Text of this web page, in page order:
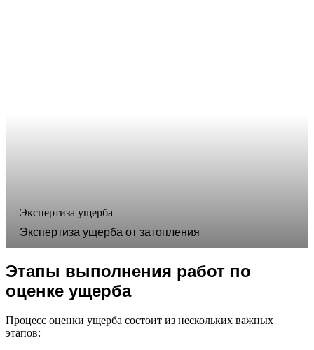
Экспертиза ущерба
Экспертиза ущерба от затопления
Этапы выполнения работ по
оценке ущерба
Процесс оценки ущерба состоит из нескольких важных
этапов: